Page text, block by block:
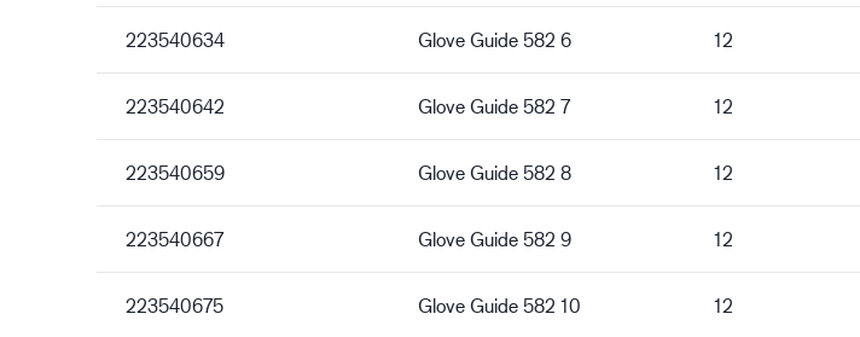
223540634 Glove Guide 582 6 12
223540642 Glove Guide 582 7 12
223540659 Glove Guide 582 8 12
223540667 Glove Guide 582 9 12
223540675 Glove Guide 582 10 12